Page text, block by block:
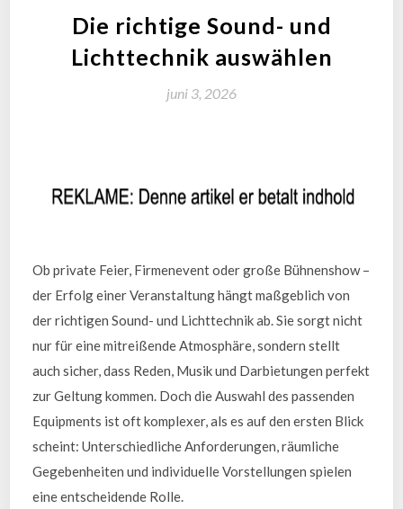
Die richtige Sound- und
Lichttechnik auswählen
juni 3, 2026
Ob private Feier, Firmenevent oder große Bühnenshow –
der Erfolg einer Veranstaltung hängt maßgeblich von
der richtigen Sound- und Lichttechnik ab. Sie sorgt nicht
nur für eine mitreißende Atmosphäre, sondern stellt
auch sicher, dass Reden, Musik und Darbietungen perfekt
zur Geltung kommen. Doch die Auswahl des passenden
Equipments ist oft komplexer, als es auf den ersten Blick
scheint: Unterschiedliche Anforderungen, räumliche
Gegebenheiten und individuelle Vorstellungen spielen
eine entscheidende Rolle.